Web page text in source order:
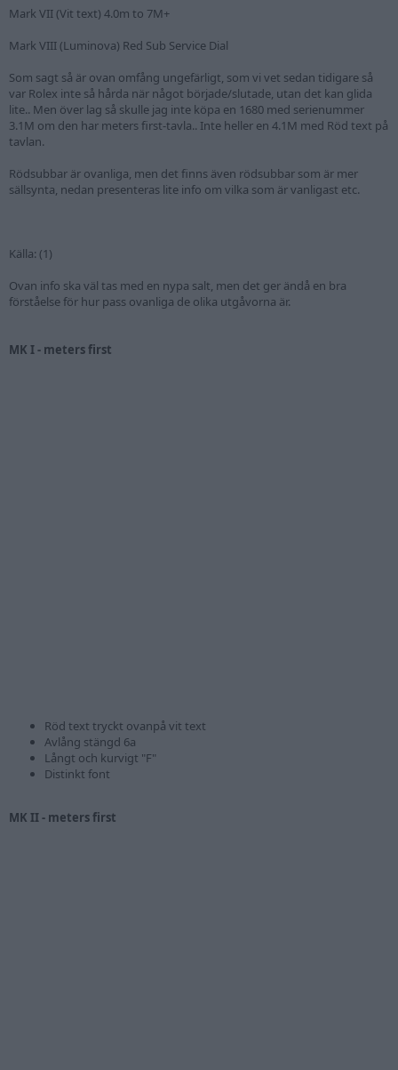
Mark VII (Vit text) 4.0m to 7M+
Mark VIII (Luminova) Red Sub Service Dial
Som sagt så är ovan omfång ungefärligt, som vi vet sedan tidigare så
var Rolex inte så hårda när något började/slutade, utan det kan glida
lite.. Men över lag så skulle jag inte köpa en 1680 med serienummer
3.1M om den har meters first-tavla.. Inte heller en 4.1M med Röd text på
tavlan.
Rödsubbar är ovanliga, men det finns även rödsubbar som är mer
sällsynta, nedan presenteras lite info om vilka som är vanligast etc.
Källa: (1)
Ovan info ska väl tas med en nypa salt, men det ger ändå en bra
förståelse för hur pass ovanliga de olika utgåvorna är.
MK I - meters first
Röd text tryckt ovanpå vit text
Avlång stängd 6a
Långt och kurvigt "F"
Distinkt font
MK II - meters first